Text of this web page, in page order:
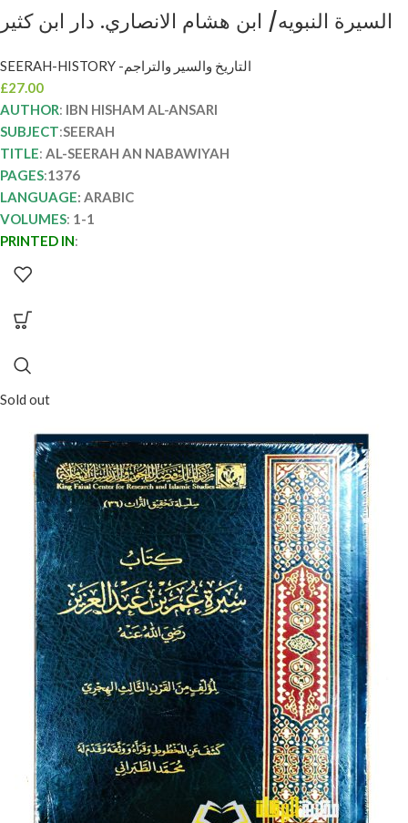
السيرة النبويه/ ابن هشام الانصاري. دار ابن كثير
SEERAH-HISTORY -التاريخ والسير والتراجم
£27.00
AUTHOR: IBN HISHAM AL-ANSARI
SUBJECT:SEERAH
TITLE: AL-SEERAH AN NABAWIYAH
PAGES:1376
LANGUAGE: ARABIC
VOLUMES: 1-1
PRINTED IN:
Sold out